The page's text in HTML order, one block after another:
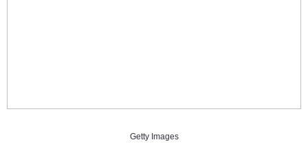
Getty Images